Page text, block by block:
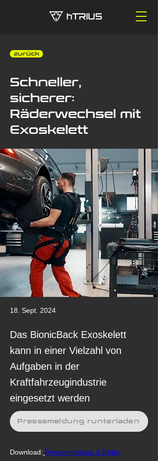
‎ ‎ zurück
Schneller,
sicherer:
Räderwechsel mit
Exoskelett
18. Sept. 2024
Das BionicBack Exoskelett
kann in einer Vielzahl von
Aufgaben in der
Kraftfahrzeugindustrie
eingesetzt werden
Download: Pressemeldung & Bilder
Pressemeldung runterladen